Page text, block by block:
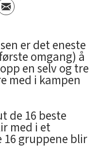
er det eneste
omgang) å
en selv og tre
med i kampen
de 16 beste
med i et
16 gruppene blir